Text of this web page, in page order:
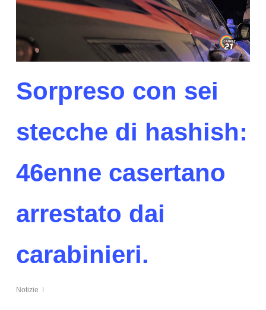
Sorpreso con sei
stecche di hashish:
46enne casertano
arrestato dai
carabinieri.
Notizie